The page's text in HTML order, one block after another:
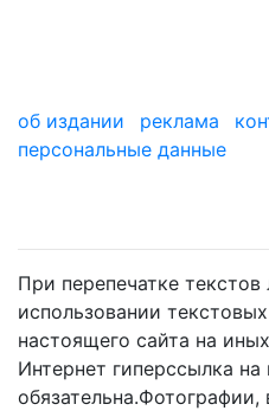
об издании реклама
персональные данные
При перепечатке
использовании
настоящего сайта на
Интернет гиперссылка на